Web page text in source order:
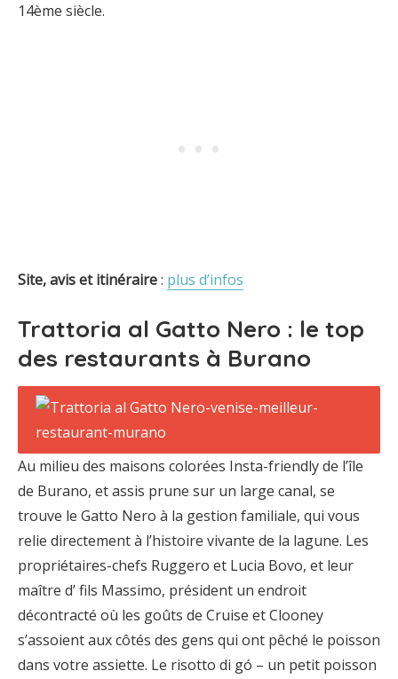
14ème siècle.
Site, avis et itinéraire: plus d’infos
Trattoria al Gatto Nero : le top
des restaurants à Burano
Au milieu des maisons colorées Insta-friendly de l’île
de Burano, et assis prune sur un large canal, se
trouve le Gatto Nero à la gestion familiale, qui vous
relie directement à l’histoire vivante de la lagune. Les
propriétaires-chefs Ruggero et Lucia Bovo, et leur
maître d’ fils Massimo, président un endroit
décontracté où les goûts de Cruise et Clooney
s’assoient aux côtés des gens qui ont pêché le poisson
dans votre assiette. Le risotto di gó – un petit poisson